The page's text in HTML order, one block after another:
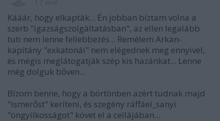
Kááár, hogy elkapták... Én jobban bíztam volna a
szerb "igazságszolgáltatásban", az ellen legalább
tuti nem lenne fellebbezés... Remélem Arkan-
kapitány "exkatonái" nem elégednek meg ennyivel,
és mégis meglátogatják szép kis hazánkat... Lenne
még dolguk bőven...
Bízom benne, hogy a börtönben azért tudnak majd
"ismerőst" keríteni, és szegény ráffáel_sanyi
"öngyilkosságot" követ el a cellájában...